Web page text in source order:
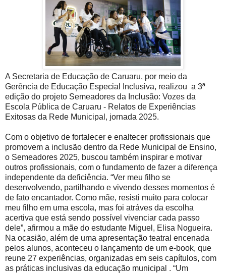
A Secretaria de Educação de Caruaru, por meio da
Gerência de Educação Especial Inclusiva, realizou a 3ª
edição do projeto Semeadores da Inclusão: Vozes da
Escola Pública de Caruaru - Relatos de Experiências
Exitosas da Rede Municipal, jornada 2025.
Com o objetivo de fortalecer e enaltecer profissionais que
promovem a inclusão dentro da Rede Municipal de Ensino,
o Semeadores 2025, buscou também inspirar e motivar
outros profissionais, com o fundamento de fazer a diferença
independente da deficiência. “Ver meu filho se
desenvolvendo, partilhando e vivendo desses momentos é
de fato encantador. Como mãe, resisti muito para colocar
meu filho em uma escola, mas foi atráves da escolha
acertiva que está sendo possível vivenciar cada passo
dele”, afirmou a mãe do estudante Miguel, Elisa Nogueira.
Na ocasião, além de uma apresentação teatral encenada
pelos alunos, aconteceu o lançamento de um e-book, que
reune 27 experiências, organizadas em seis capítulos, com
as práticas inclusivas da educação municipal . “Um